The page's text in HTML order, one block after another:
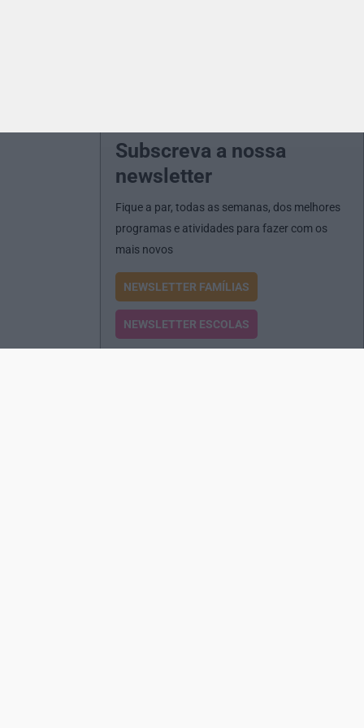
Subscreva a nossa
newsletter
Fique a par, todas as semanas, dos melhores
programas e atividades para fazer com os
mais novos
NEWSLETTER FAMÍLIAS
NEWSLETTER ESCOLAS